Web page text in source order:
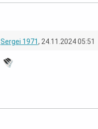
Sergei 1971, 24.11.2024 05:51